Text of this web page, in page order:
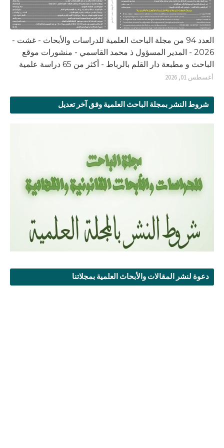
العدد 94 من مجلة الباحث العلمية للدراسات والأبحاث - غشت -
2026 - المدير المسؤول ذ محمد القاسمي - منشورات موقع
الباحث و مطبعة دار القلم بالرباط - أكثر من 65 دراسة علمية
أغسطس 01, 2026
شروط النشر بمجلة الباحث العلمية وفق آخر تعديل
دعوة لنشر المقالات والأبحاث العلمية بمجلاتنا